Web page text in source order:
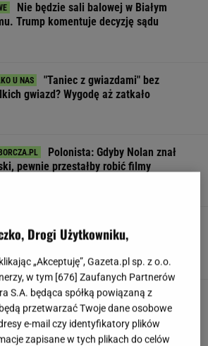
Nie będzie sali balowej w Białym
Trump komentuje decyzję sądu
"Taniec z gwiazdami" bez
gwiazd? Wygodę aż zatkało
Polonista: Gdyby Nolan znał
pewnie przestałby robić filmy
uwierzyć w to, co zrobił Hurkacz w
Miał już piłki meczowe
Drogi Użytkowniku,
„Akceptuję”, Gazeta.pl sp. z o.o.
w tym [676] Zaufanych Partnerów
S.A. będąca spółką powiązaną z
przetwarzać Twoje dane osobowe
e-mail czy identyfikatory plików
zapisane w tych plikach do celów